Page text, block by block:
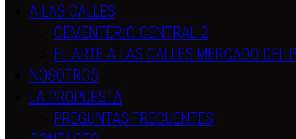
A LAS CALLES
CEMENTERIO CENTRAL 2
EL ARTE A LAS CALLES MERCADO DEL
NOSOTROS
LA PROPUESTA
PREGUNTAS FRECUENTES